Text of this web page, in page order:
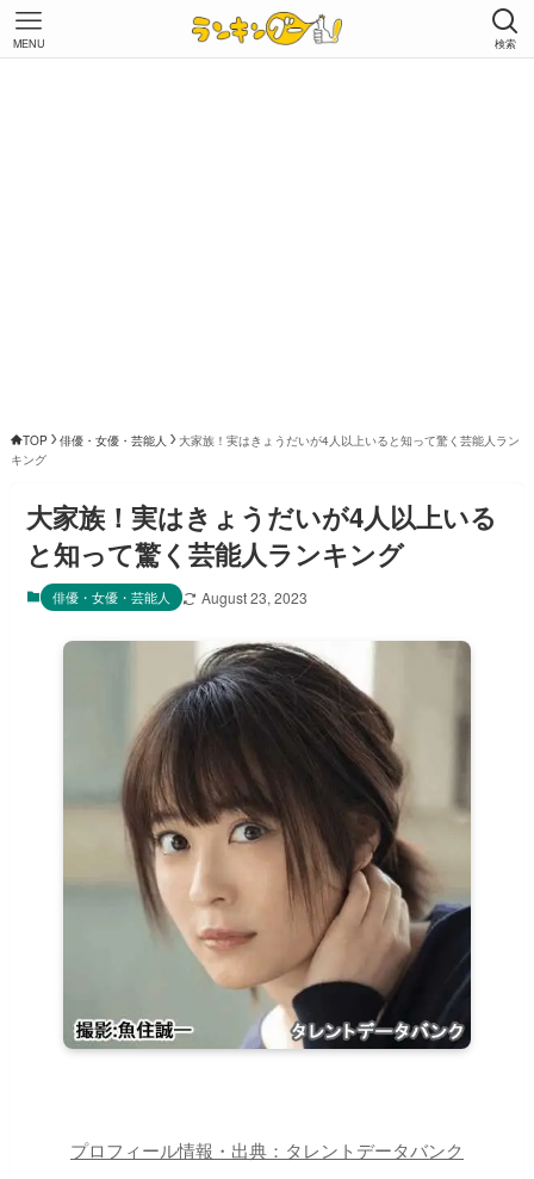
検索
MENU
TOP 俳優・女優・芸能人
大家族！実はきょうだいが4人以上いると知って驚く芸能人ラン
キング
大家族！実はきょうだいが4人以上いる
と知って驚く芸能人ランキング
俳優・女優・芸能人 August 23, 2023
プロフィール情報・出典：タレントデータバンク